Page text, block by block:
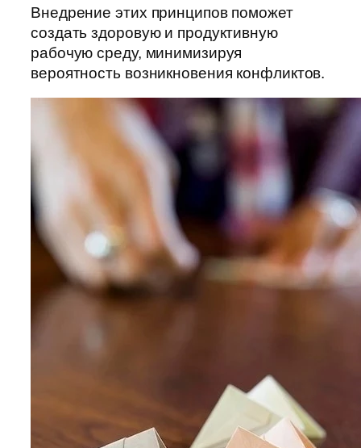
Внедрение этих принципов поможет
создать здоровую и продуктивную
рабочую среду, минимизируя
вероятность возникновения конфликтов.